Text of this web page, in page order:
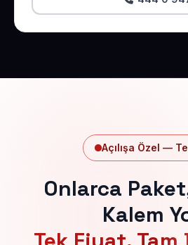
Açılışa Özel —
Onlarca
Kalem